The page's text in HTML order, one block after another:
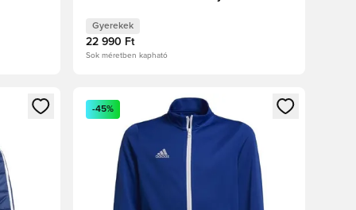
Gyerekek
22 990 Ft
Sok méretben kapható
vagy a tagként való regisztrációhoz
Megnyit egy modált a bejelentkezéshez vagy a
-45%